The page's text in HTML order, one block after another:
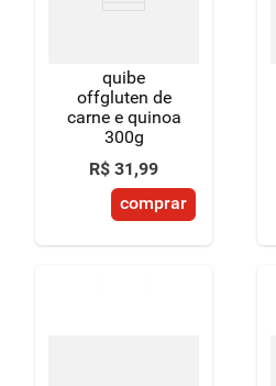
quibe
offgluten de
carne e quinoa
300g
R$ 31,99
comprar